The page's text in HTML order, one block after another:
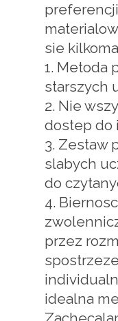
sie
1. Metoda
starszych
2. Nie
dostep do
3. Zestaw
slabych
do
4.
przez
idealna